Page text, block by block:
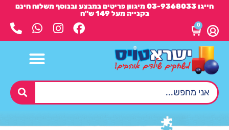
חייגו 03-9368033 מיגוון פריטים במבצע ובנוסף משלוח חינם
בקנייה מעל 149 ש"ח
0